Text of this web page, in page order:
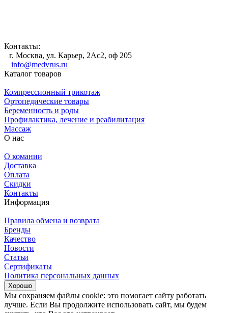
Контакты:
г. Москва, ул. Карьер, 2Ас2, оф 205
info@medvrus.ru
Каталог товаров
Компрессионный трикотаж
Ортопедические товары
Беременность и роды
Профилактика, лечение и реабилитация
Массаж
О нас
О комании
Доставка
Оплата
Скидки
Контакты
Информация
Правила обмена и возврата
Бренды
Качество
Новости
Статьи
Сертификаты
Политика персональных данных
Хорошо
Мы сохраняем файлы cookie: это помогает сайту работать
лучше. Если Вы продолжите использовать сайт, мы будем